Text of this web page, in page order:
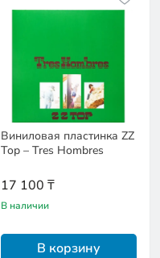
Виниловая пластинка ZZ
Top – Tres Hombres
17 100 ₸
В наличии
В корзину